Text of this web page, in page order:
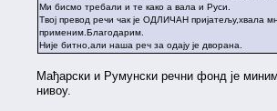
Ми бисмо требали и те како а вала и Руси.
Твој превод речи чак је ОДЛИЧАН пријатељу,хвала
применим.Благодарим.
Није битно,али наша реч за одају је дворана.
Мађарски и Румунски речни фонд је
нивоу.